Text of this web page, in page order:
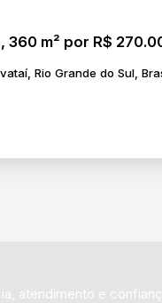
Rio Grande do Sul,
atendimento e